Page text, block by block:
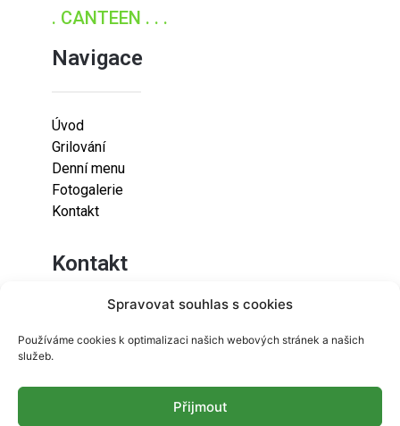
Spravovat souhlas s cookies
Používáme cookies k optimalizaci našich webových stránek a našich
služeb.
Přijmout
. CANTEEN . . .
Navigace
Úvod
Grilování
Denní menu
Fotogalerie
Kontakt
Kontakt
Lazaretní 925/9